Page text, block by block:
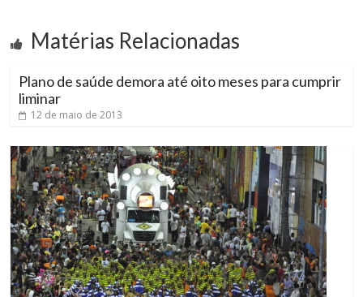
Matérias Relacionadas
Plano de saúde demora até oito meses para cumprir
liminar
12 de maio de 2013